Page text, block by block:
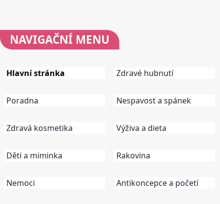
NAVIGAČNÍ MENU
Hlavní stránka
Poradna
Zdravá kosmetika
Děti a miminka
Nemoci
Zdravé hubnutí
Nespavost a spánek
Výživa a dieta
Rakovina
Antikoncepce a početí